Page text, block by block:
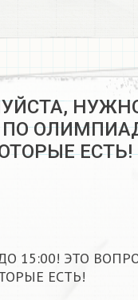
ПО
ЕСТЬ!
15:00! ЭТО
ЕСТЬ!